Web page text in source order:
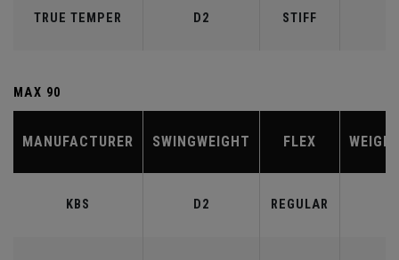
TRUE TEMPER D2 STIFF
MAX 90
MANUFACTURER SWINGWEIGHT FLEX
KBS D2 REGULAR